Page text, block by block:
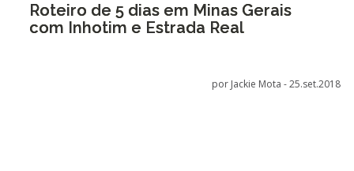
Roteiro de 5 dias em Minas Gerais
com Inhotim e Estrada Real
por Jackie Mota -25.set.2018